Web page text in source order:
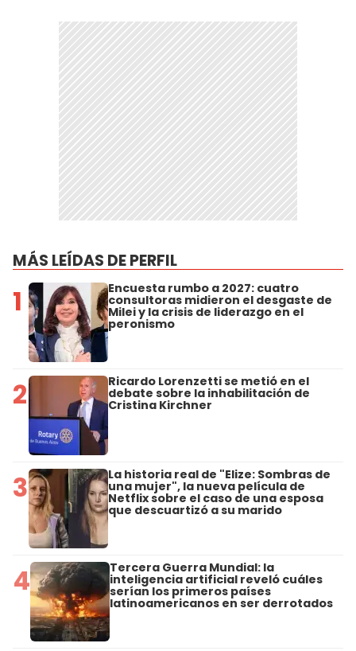
MÁS LEÍDAS DE PERFIL
1 Encuesta rumbo a 2027: cuatro
consultoras midieron el desgaste de
Milei y la crisis de liderazgo en el
peronismo
2 Ricardo Lorenzetti se metió en el
debate sobre la inhabilitación de
Cristina Kirchner
3 La historia real de "Elize: Sombras de
una mujer", la nueva película de
Netflix sobre el caso de una esposa
que descuartizó a su marido
4 Tercera Guerra Mundial: la
inteligencia artificial reveló cuáles
serían los primeros países
latinoamericanos en ser derrotados